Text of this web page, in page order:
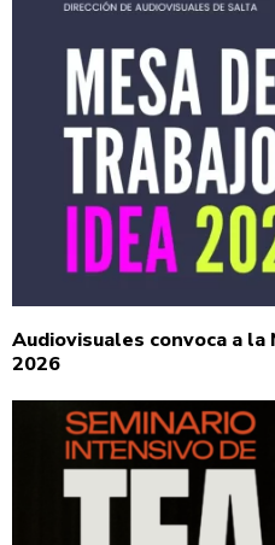
Audiovisuales convoca a la
2026